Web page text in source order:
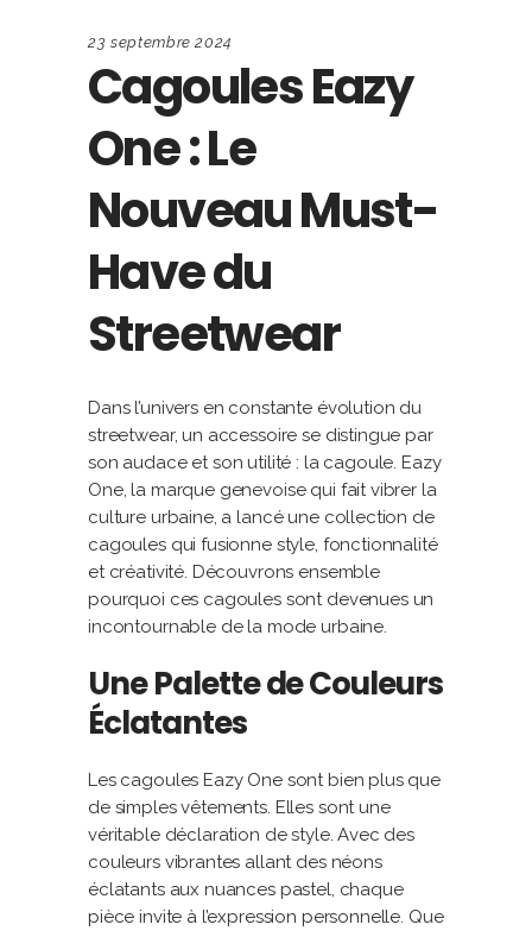
23 septembre 2024
Cagoules Eazy
One : Le
Nouveau Must-
Have du
Streetwear
Dans l’univers en constante évolution du
streetwear, un accessoire se distingue par
son audace et son utilité : la cagoule. Eazy
One, la marque genevoise qui fait vibrer la
culture urbaine, a lancé une collection de
cagoules qui fusionne style, fonctionnalité
et créativité. Découvrons ensemble
pourquoi ces cagoules sont devenues un
incontournable de la mode urbaine.
Une Palette de Couleurs
Éclatantes
Les cagoules Eazy One sont bien plus que
de simples vêtements. Elles sont une
véritable déclaration de style. Avec des
couleurs vibrantes allant des néons
éclatants aux nuances pastel, chaque
pièce invite à l’expression personnelle. Que